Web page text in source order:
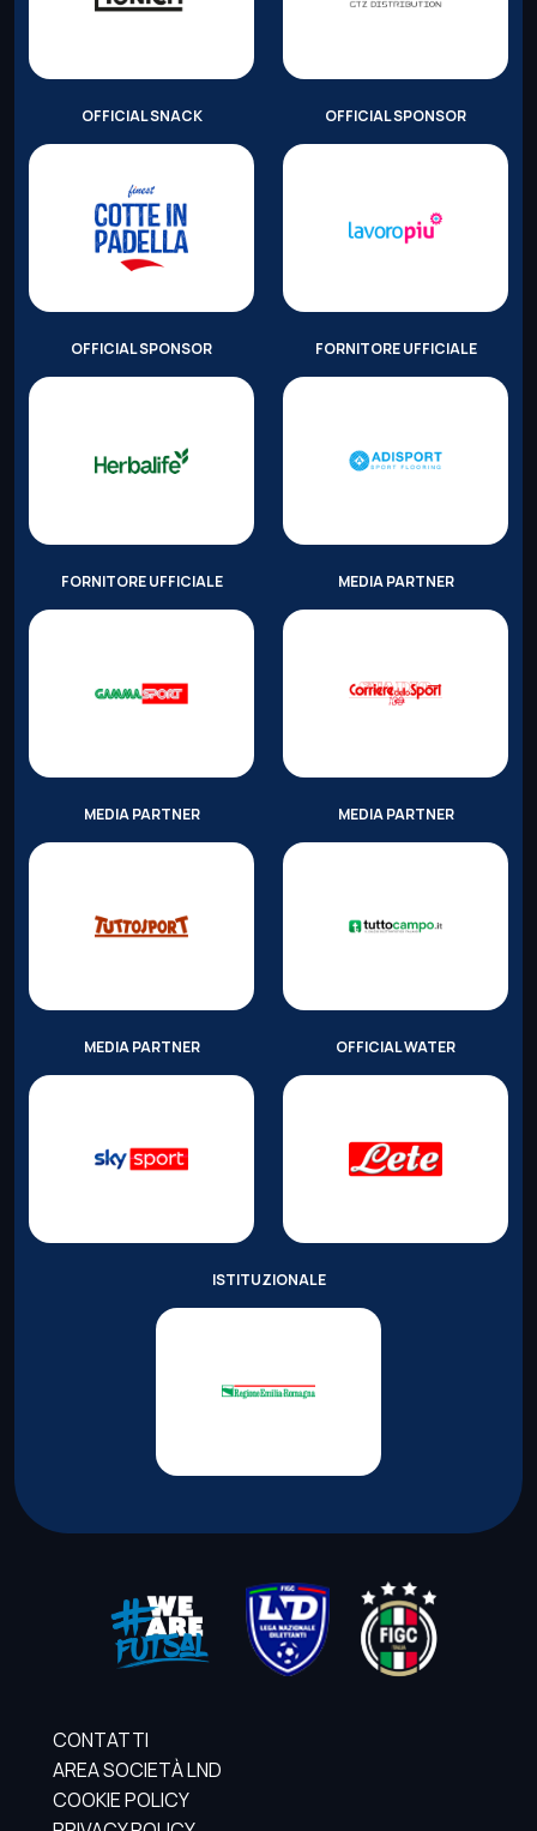
OFFICIAL SNACK OFFICIAL SPONSOR
OFFICIAL SPONSOR FORNITORE UFFICIALE
FORNITORE UFFICIALE MEDIA PARTNER
MEDIA PARTNER MEDIA PARTNER
MEDIA PARTNER OFFICIAL WATER
ISTITUZIONALE
CONTATTI
AREA SOCIETÀ LND
COOKIE POLICY